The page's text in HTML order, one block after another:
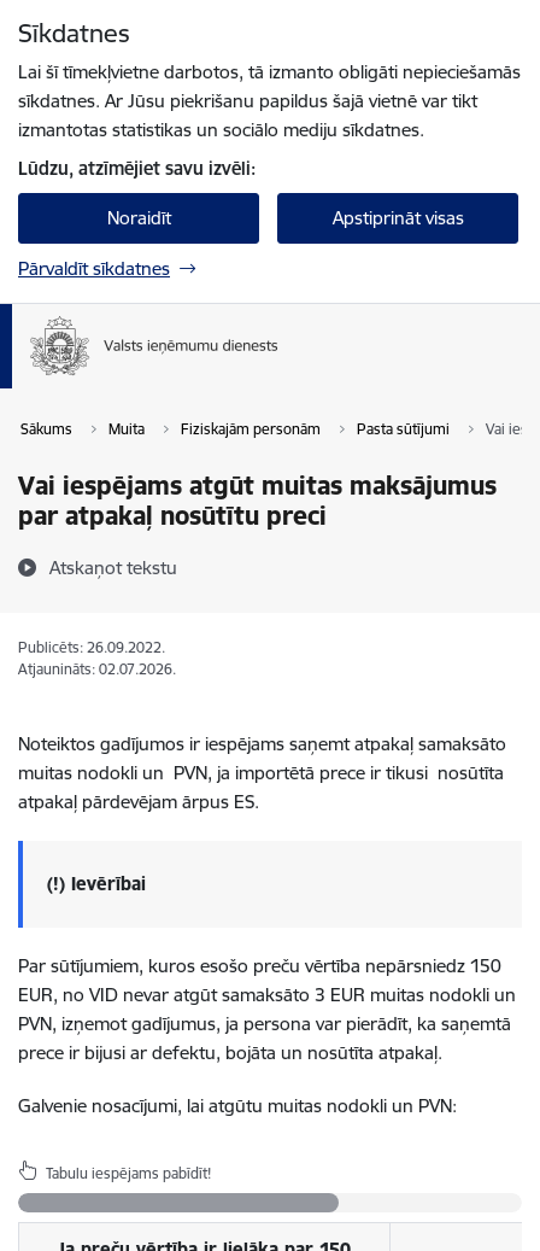
Sīkdatnes
Lai šī tīmekļvietne darbotos, tā izmanto obligāti nepieciešamās
sīkdatnes. Ar Jūsu piekrišanu papildus šajā vietnē var tikt
izmantotas statistikas un sociālo mediju sīkdatnes.
Lūdzu, atzīmējiet savu izvēli:
Noraidīt Apstiprināt visas
Pārvaldīt sīkdatnes
Sākums Muita Fiziskajām personām Pasta sūtījumi Vai
Vai iespējams atgūt muitas maksājumus
par atpakaļ nosūtītu preci
Atskaņot tekstu
Publicēts: 26.09.2022.
Atjaunināts: 02.07.2026.
Noteiktos gadījumos ir iespējams saņemt atpakaļ samaksāto
muitas nodokli un PVN, ja importētā prece ir tikusi nosūtīta
atpakaļ pārdevējam ārpus ES.
(!) Ievērībai
Par sūtījumiem, kuros esošo preču vērtība nepārsniedz 150
EUR, no VID nevar atgūt samaksāto 3 EUR muitas nodokli un
PVN, izņemot gadījumus, ja persona var pierādīt, ka saņemtā
prece ir bijusi ar defektu, bojāta un nosūtīta atpakaļ.
Galvenie nosacījumi, lai atgūtu muitas nodokli un PVN:
Tabulu iespējams pabīdīt!